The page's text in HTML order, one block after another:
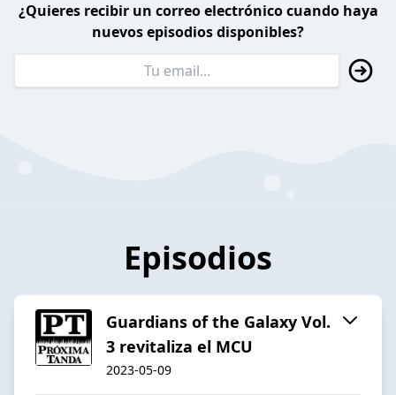
¿Quieres recibir un correo electrónico cuando haya
nuevos episodios disponibles?
Episodios
Guardians of the Galaxy Vol.
3 revitaliza el MCU
2023-05-09